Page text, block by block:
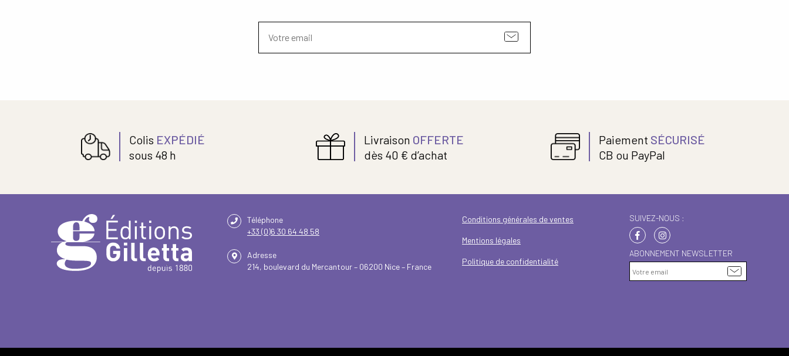
Colis EXPÉDIÉ
sous 48 h
Livraison OFFERTE
dès 40 € d’achat
Paiement SÉCURISÉ
CB ou PayPal
Téléphone
+33 (0)6 30 64 48 58
Adresse
214, boulevard du Mercantour – 06200 Nice – France
Conditions générales de ventes
Mentions légales
Politique de confidentialité
SUIVEZ-NOUS :
ABONNEMENT NEWSLETTER